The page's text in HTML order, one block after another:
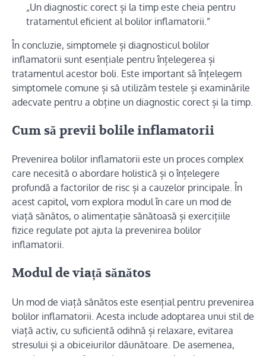
„Un diagnostic corect și la timp este cheia pentru
tratamentul eficient al bolilor inflamatorii.”
În concluzie, simptomele și diagnosticul bolilor
inflamatorii sunt esențiale pentru înțelegerea și
tratamentul acestor boli. Este important să înțelegem
simptomele comune și să utilizăm testele și examinările
adecvate pentru a obține un diagnostic corect și la timp.
Cum să previi bolile inflamatorii
Prevenirea bolilor inflamatorii este un proces complex
care necesită o abordare holistică și o înțelegere
profundă a factorilor de risc și a cauzelor principale. În
acest capitol, vom explora modul în care un mod de
viață sănătos, o alimentație sănătoasă și exercițiile
fizice regulate pot ajuta la prevenirea bolilor
inflamatorii.
Modul de viață sănătos
Un mod de viață sănătos este esențial pentru prevenirea
bolilor inflamatorii. Acesta include adoptarea unui stil de
viață activ, cu suficientă odihnă și relaxare, evitarea
stresului și a obiceiurilor dăunătoare. De asemenea,